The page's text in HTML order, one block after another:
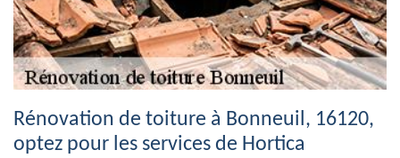
Rénovation de toiture à Bonneuil, 16120,
optez pour les services de Hortica